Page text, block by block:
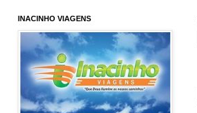
INACINHO VIAGENS